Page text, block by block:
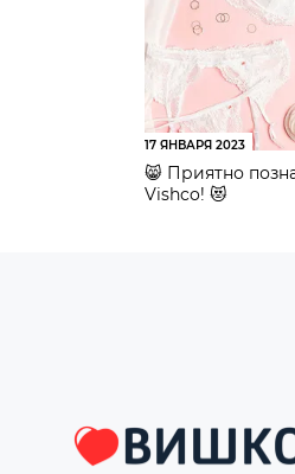
17 ЯНВАРЯ 2023
😸 Приятно
Vishco! 😻